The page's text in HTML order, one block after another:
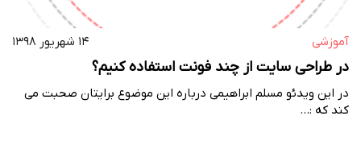
آموزشی ۱۴ شهریور ۱۳۹۸
در طراحی سایت از چند فونت استفاده کنیم؟
در این ویدئو مسلم ابراهیمی درباره این موضوع برایتان صحبت می
کند که :…